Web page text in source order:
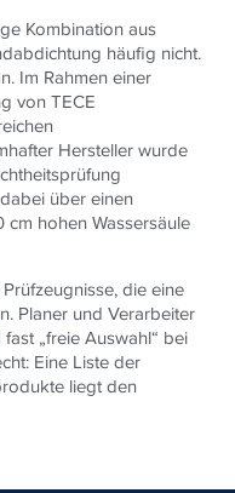
Kombination aus
häufig nicht.
Im Rahmen einer
von TECE
Hersteller wurde
über einen
hohen Wassersäule
die eine
Planer und Verarbeiter
„freie Auswahl“ bei
Eine Liste der
liegt den